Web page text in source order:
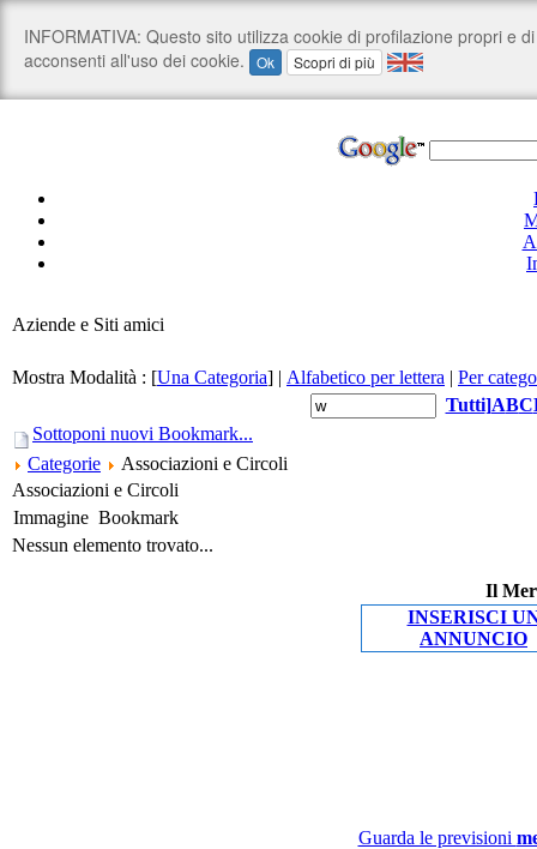
Aziende e Siti amici
Mostra Modalità : [Una Categoria] | Alfabetico per lettera | Per
Tutti]ABC
Sottoponi nuovi Bookmark...
Categorie
Associazioni e Circoli
Associazioni e Circoli
Immagine Bookmark
Nessun elemento trovato...
Il
INSERISCI
ANNUNCIO
Guarda le previsioni